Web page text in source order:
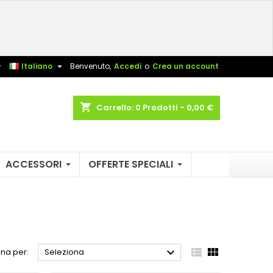
Benvenuto, Accedi o Crea un account
Italiano 
shopping_cart Carrello: 0 Prodotti - 0,00 €
ACCESSORI OFFERTE SPECIALI
per: Seleziona   